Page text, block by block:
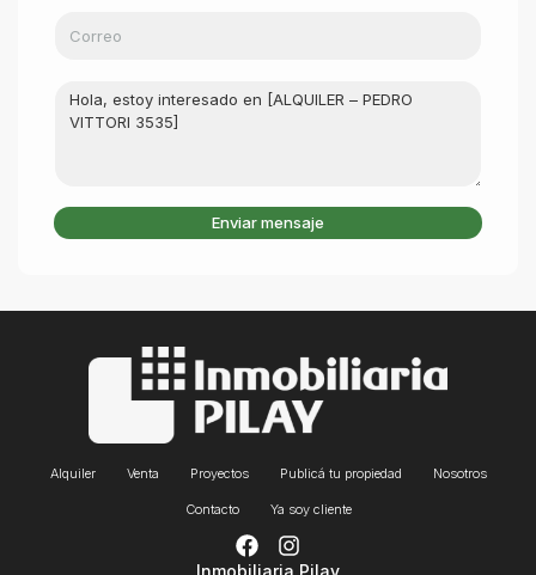
Enviar mensaje
Alquiler Venta Proyectos Publicá tu propiedad Nosotros
Contacto Ya soy cliente